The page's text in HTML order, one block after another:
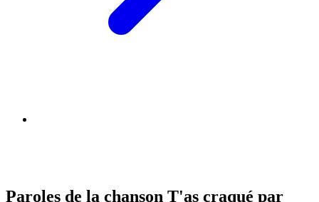
Paroles de la chanson T'as craqué par